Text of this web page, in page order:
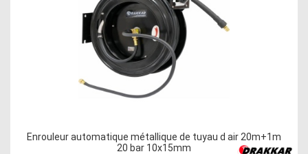
Enrouleur automatique métallique de tuyau d air 20m+1m
20 bar 10x15mm